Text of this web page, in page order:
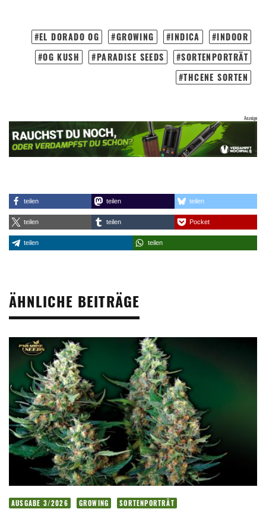
EL DORADO OG GROWING INDICA
INDOOR
OG KUSH
PARADISE SEEDS
SORTENPORTRÄT
THCENE SORTEN
teilen teilen teilen
teilen teilen Pocket
teilen teilen
ÄHNLICHE BEITRÄGE
AUSGABE 3/2026 GROWING SORTENPORTRÄT